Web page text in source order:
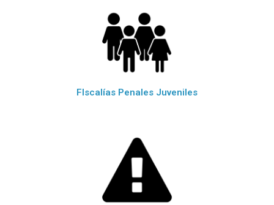
FIscalías Penales Juveniles